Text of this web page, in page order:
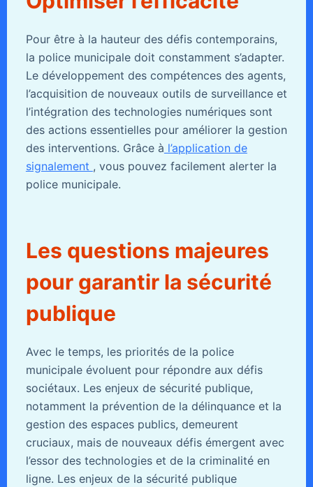
Pour être à la hauteur des défis contemporains,
la police municipale doit constamment s’adapter.
Le développement des compétences des agents,
l’acquisition de nouveaux outils de surveillance et
l’intégration des technologies numériques sont
des actions essentielles pour améliorer la gestion
des interventions. Grâce à l’application de
signalement , vous pouvez facilement alerter la
police municipale.
Les questions majeures
pour garantir la sécurité
publique
Avec le temps, les priorités de la police
municipale évoluent pour répondre aux défis
sociétaux. Les enjeux de sécurité publique,
notamment la prévention de la délinquance et la
gestion des espaces publics, demeurent
cruciaux, mais de nouveaux défis émergent avec
l’essor des technologies et de la criminalité en
ligne. Les enjeux de la sécurité publique